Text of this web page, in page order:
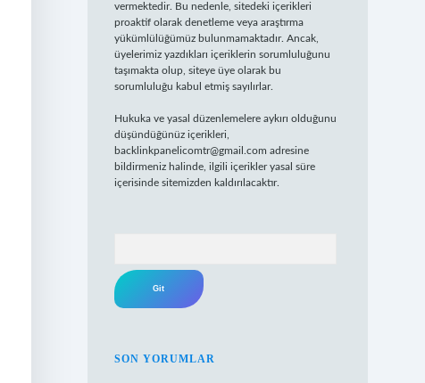
vermektedir. Bu nedenle, sitedeki içerikleri
proaktif olarak denetleme veya araştırma
yükümlülüğümüz bulunmamaktadır. Ancak,
üyelerimiz yazdıkları içeriklerin sorumluluğunu
taşımakta olup, siteye üye olarak bu
sorumluluğu kabul etmiş sayılırlar.
Hukuka ve yasal düzenlemelere aykırı olduğunu
düşündüğünüz içerikleri,
backlinkpanelicomtr@gmail.com adresine
bildirmeniz halinde, ilgili içerikler yasal süre
içerisinde sitemizden kaldırılacaktır.
SON YORUMLAR